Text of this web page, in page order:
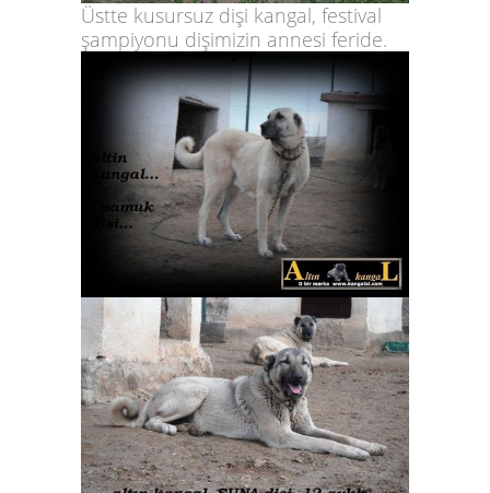
Üstte kusursuz dişi kangal, festival
şampiyonu dişimizin annesi feride.